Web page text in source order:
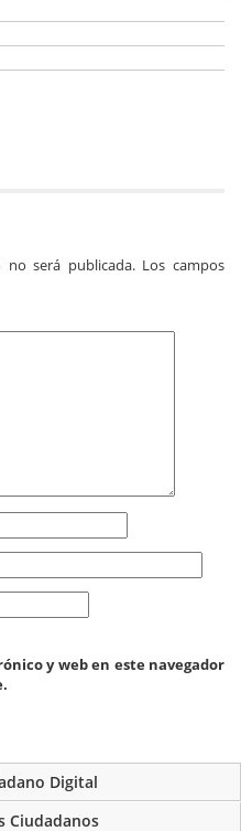
no será publicada. Los campos
y web en este navegador
Digital
Ciudadanos